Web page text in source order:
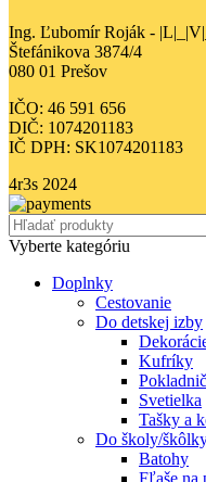
Ing. Ľubomír Roják -
Štefánikova 3874/4
080 01 Prešov
IČO: 46 591 656
DIČ: 1074201183
IČ DPH: SK1074201183
4r3s 2024
Vyberte kategóriu
Doplnky
Cestovanie
Do detskej izby
Kufríky
Svetielka
Tašky a
Do školy/
Batohy
Fľaše na